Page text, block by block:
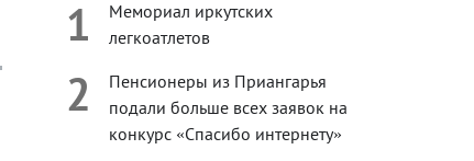
1
Мемориал иркутских
легкоатлетов
2
Пенсионеры из Приангарья
подали больше всех заявок на
конкурс «Спасибо интернету»